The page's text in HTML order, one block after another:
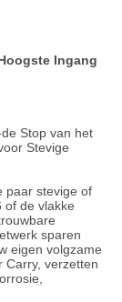
Ingang
Stop van het
Stevige
paar stevige of
of de vlakke
sparen
eigen volgzame
Carry, verzetten